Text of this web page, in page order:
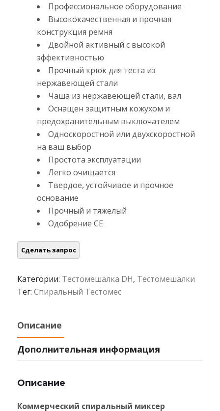
Профессиональное оборудование
Высококачественная и прочная
конструкция ремня
Двойной активный с высокой
эффективностью
Прочный крюк для теста из
нержавеющей стали
Чаша из нержавеющей стали, вал
Оснащен защитным кожухом и
предохранительным выключателем
Односкоростной или двухскоростной
на ваш выбор
Простота эксплуатации
Легко очищается
Твердое, устойчивое и прочное
основание
Прочный и тяжелый
Одобрение CE
Категории: Тестомешалка DH, Тестомешалки
Тег: Спиральный Тестомес
Описание
Дополнительная информация
Описание
Коммерческий спиральный миксер